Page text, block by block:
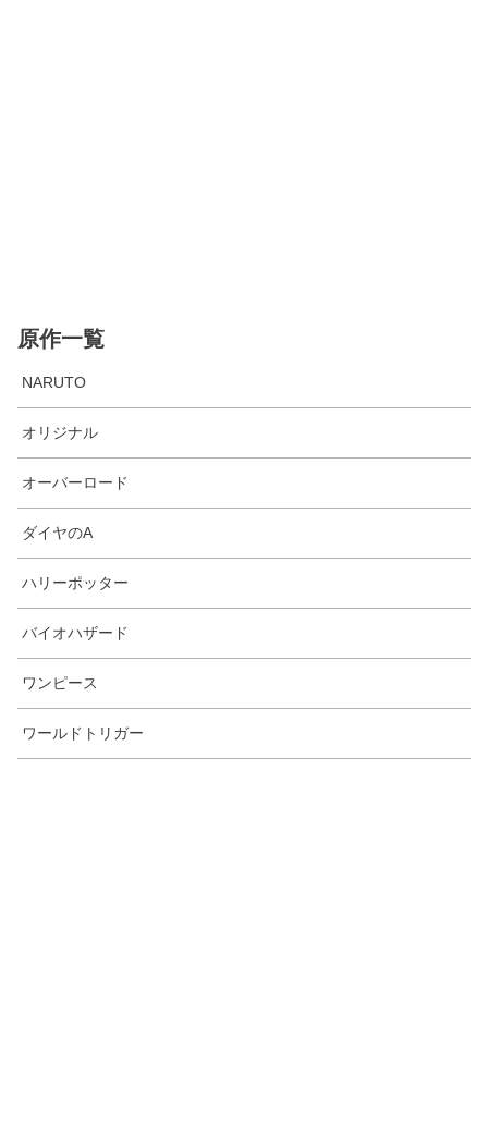
原作一覧
NARUTO
オリジナル
オーバーロード
ダイヤのA
ハリーポッター
バイオハザード
ワンピース
ワールドトリガー